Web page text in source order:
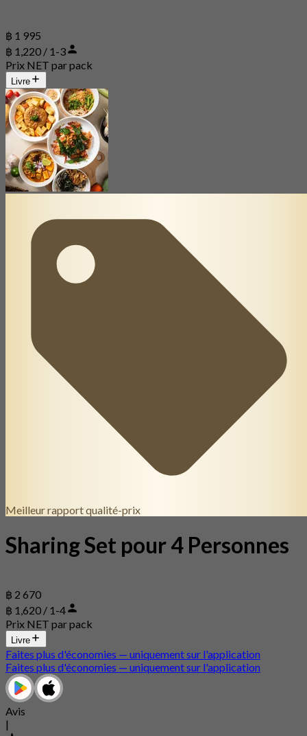
฿ 1 995
฿ 1,220 / 1-3
Prix NET par pack
Livre
Meilleur rapport qualité-prix
Sharing Set pour 4 Personnes
฿ 2 670
฿ 1,620 / 1-4
Prix NET par pack
Livre
Faites plus d'économies — uniquement sur l'application
Faites plus d'économies — uniquement sur l'application
Avis
|